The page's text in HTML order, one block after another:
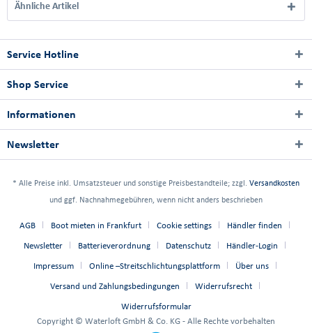
Ähnliche Artikel
Service Hotline
Shop Service
Informationen
Newsletter
* Alle Preise inkl. Umsatzsteuer und sonstige Preisbestandteile; zzgl. Versandkosten
und ggf. Nachnahmegebühren, wenn nicht anders beschrieben
AGB Boot mieten in Frankfurt Cookie settings Händler finden
Newsletter Batterieverordnung Datenschutz Händler-Login
Impressum Online –Streitschlichtungsplattform Über uns
Versand und Zahlungsbedingungen Widerrufsrecht
Widerrufsformular
Copyright © Waterloft GmbH & Co. KG - Alle Rechte vorbehalten